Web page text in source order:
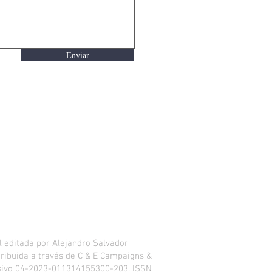
Enviar
editada por Alejandro Salvador
a través de C & E Campaigns &
04-2023-011314155300-203. ISSN